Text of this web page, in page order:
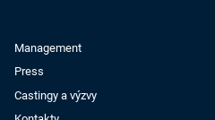
Management
Press
Castingy a výzvy